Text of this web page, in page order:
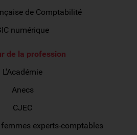
de Comptabilité
numérique
de la profession
L'Académie
Anecs
CJEC
experts-comptables